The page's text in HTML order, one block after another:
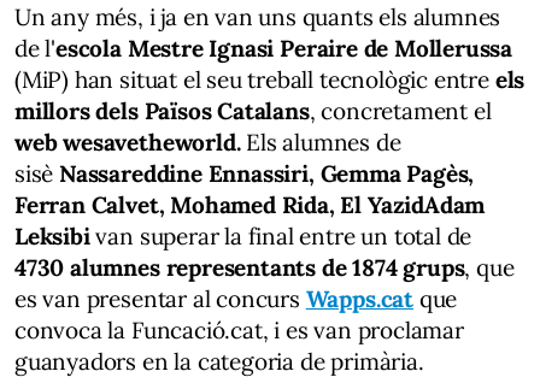
Un any més, i ja en van uns quants els alumnes
de l'escola Mestre Ignasi Peraire de Mollerussa
(MiP) han situat el seu treball tecnològic entre els
millors dels Països Catalans, concretament el
web wesavetheworld.Els alumnes de
sisèNassareddine Ennassiri, Gemma Pagès,
Ferran Calvet, Mohamed Rida, El YazidAdam
Leksibivan superar la final entre un total de
4730 alumnes representants de 1874 grups, que
es van presentar al concurs Wapps.catque
convoca la Funcació.cat, i es van proclamar
guanyadors en la categoria de primària.